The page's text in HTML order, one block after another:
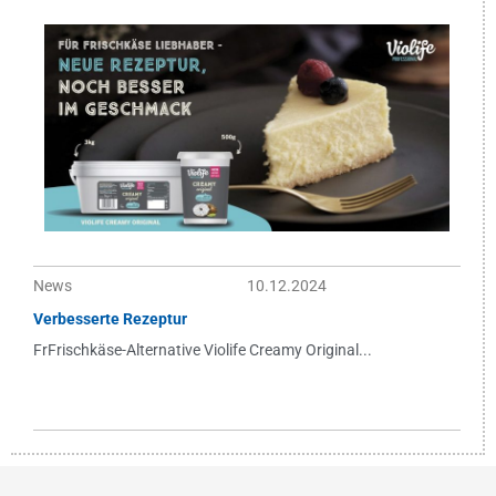
News
10.12.2024
Verbesserte Rezeptur
FrFrischkäse-Alternative Violife Creamy Original...